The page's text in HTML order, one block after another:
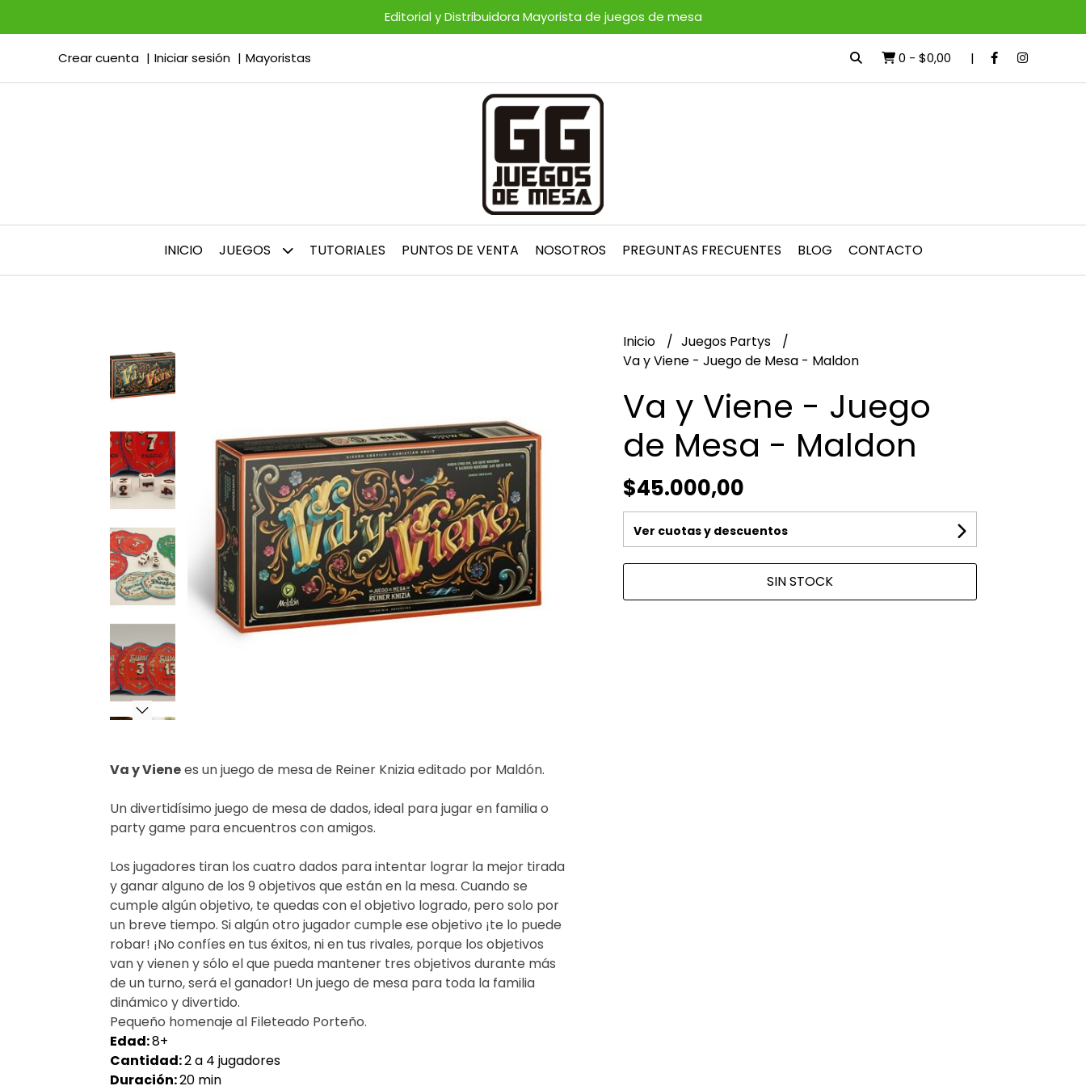
Editorial y Distribuidora Mayorista de juegos de mesa
Crear cuenta Iniciar sesión Mayoristas 0 - $0,00
INICIO JUEGOS TUTORIALES PUNTOS DE VENTA NOSOTROS PREGUNTAS FRECUENTES BLOG CONTACTO
Va y Vienees un juego de mesa de Reiner Knizia editado por Maldón.
Un divertidísimo juego de mesa de dados, ideal para jugar en familia o
party game para encuentros con amigos.
Los jugadores tiran los cuatro dados para intentar lograr la mejor tirada
y ganar alguno de los 9 objetivos que están en la mesa. Cuando se
cumple algún objetivo, te quedas con el objetivo logrado, pero solo por
un breve tiempo. Si algún otro jugador cumple ese objetivo ¡te lo puede
robar! ¡No confíes en tus éxitos, ni en tus rivales, porque los objetivos
van y vienen y sólo el que pueda mantener tres objetivos durante más
de un turno, será el ganador! Un juego de mesa para toda la familia
dinámico y divertido.
Pequeño homenaje al Fileteado Porteño.
Edad:8+
Cantidad:2 a 4 jugadores
Duración:20 min
Inicio
Juegos Partys
Va y Viene - Juego de Mesa - Maldon
Va y Viene - Juego
de Mesa - Maldon
$45.000,00
Ver cuotas y descuentos
SIN STOCK